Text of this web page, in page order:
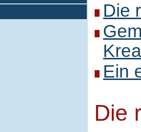
Die
Ein
Die